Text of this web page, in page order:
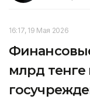
16:17, 19 Мая 2026
млрд тенге